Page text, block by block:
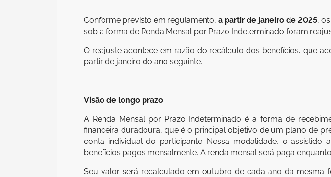
Conforme previsto em regulamento, a partir de janeiro de 2025,
sob a forma de Renda Mensal por Prazo Indeterminado foram
O reajuste acontece em razão do recálculo dos benefícios, que
partir de janeiro do ano seguinte.
Visão de longo prazo
A Renda Mensal por Prazo Indeterminado é a forma de
financeira duradoura, que é o principal objetivo de um plano de
conta individual do participante. Nessa modalidade, o
benefícios pagos mensalmente. A renda mensal será paga
Seu valor será recalculado em outubro de cada ano da